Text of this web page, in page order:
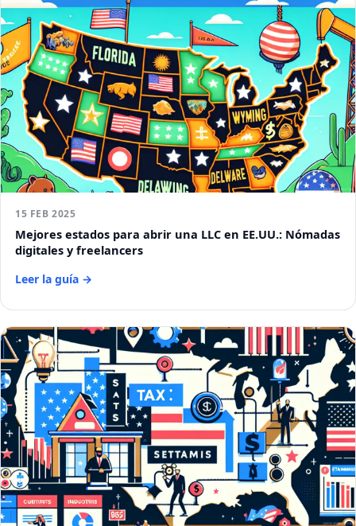
15 FEB 2025
Mejores estados para abrir una LLC en EE.UU.: Nómadas
digitales y freelancers
Leer la guía →